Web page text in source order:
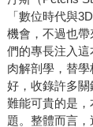
「數位時代與
機會，不過也
們的專長注入
肉解剖學，替
好，收錄許多
難能可貴的是
題。整體而言